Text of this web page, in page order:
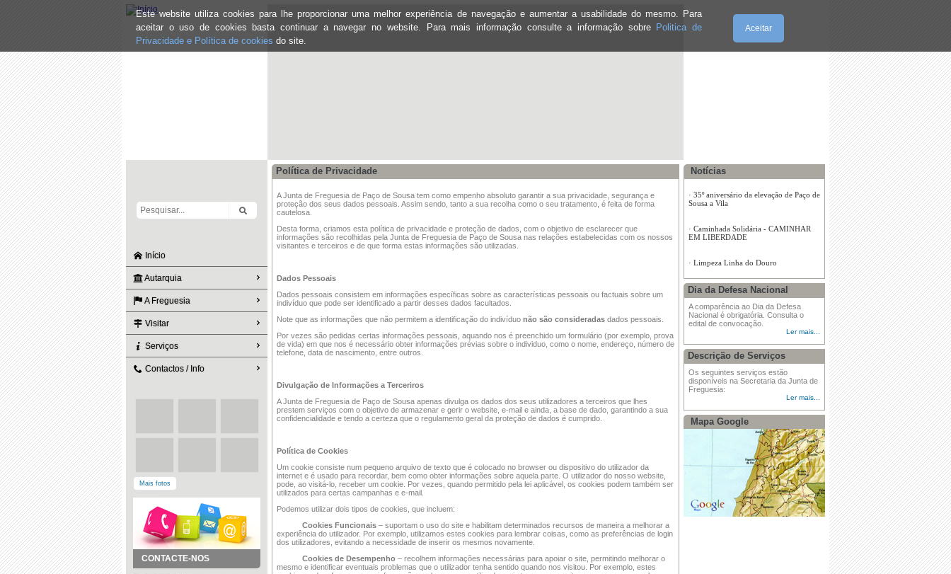
Este website utiliza cookies para lhe proporcionar uma melhor experiência de navegação e aumentar a usabilidade do mesmo. Para
aceitar o uso de cookies basta continuar a navegar no website. Para mais informação consulte a informação sobre Politica de
Privacidade e Política de cookies do site.
Aceitar
Início
Autarquia
A Freguesia
Visitar
Serviços
Contactos / Info
Mais fotos
CONTACTE-NOS
Política de Privacidade
A Junta de Freguesia de Paço de Sousa tem como empenho absoluto garantir a sua privacidade, segurança e
proteção dos seus dados pessoais. Assim sendo, tanto a sua recolha como o seu tratamento, é feita de forma
cautelosa.
Desta forma, criamos esta política de privacidade e proteção de dados, com o objetivo de esclarecer que
informações são recolhidas pela Junta de Freguesia de Paço de Sousa nas relações estabelecidas com os nossos
visitantes e terceiros e de que forma estas informações são utilizadas.
Dados Pessoais
Dados pessoais consistem em informações específicas sobre as características pessoais ou factuais sobre um
indivíduo que pode ser identificado a partir desses dados facultados.
Note que as informações que não permitem a identificação do indivíduo não são consideradas dados pessoais.
Por vezes são pedidas certas informações pessoais, aquando nos é preenchido um formulário (por exemplo, prova
de vida) em que nos é necessário obter informações prévias sobre o individuo, como o nome, endereço, número de
telefone, data de nascimento, entre outros.
Divulgação de Informações a Terceriros
A Junta de Freguesia de Paço de Sousa apenas divulga os dados dos seus utilizadores a terceiros que lhes
prestem serviços com o objetivo de armazenar e gerir o website, e-mail e ainda, a base de dado, garantindo a sua
confidencialidade e tendo a certeza que o regulamento geral da proteção de dados é cumprido.
Política de Cookies
Um cookie consiste num pequeno arquivo de texto que é colocado no browser ou dispositivo do utilizador da
internet e é usado para recordar, bem como obter informações sobre aquela parte. O utilizador do nosso website,
pode, ao visitá-lo, receber um cookie. Por vezes, quando permitido pela lei aplicável, os cookies podem também ser
utilizados para certas campanhas e e-mail.
Podemos utilizar dois tipos de cookies, que incluem:
Cookies Funcionais – suportam o uso do site e habilitam determinados recursos de maneira a melhorar a
experiência do utilizador. Por exemplo, utilizamos estes cookies para lembrar coisas, como as preferências de login
dos utilizadores, evitando a necessidade de inserir os mesmos novamente.
Cookies de Desempenho – recolhem informações necessárias para apoiar o site, permitindo melhorar o
mesmo e identificar eventuais problemas que o utilizador tenha sentido quando nos visitou. Por exemplo, estes
Notícias
Festa do Egas 2026
Sousa a Vila
·Caminhada Solidária - CAMINHAR
EM LIBERDADE
·Limpeza Linha do Douro
·Assembleia de Freguesia
·Assembleia de Freguesia
AVISO - GRIPE AVIÁRIA
·Tomada de posse da Assembleia de
Freguesia
Dia da Defesa Nacional
A comparência ao Dia da Defesa
Nacional é obrigatória. Consulta o
edital de convocação.
Ler mais...
Descrição de Serviços
Os seguintes serviços estão
disponíveis na Secretaria da Junta de
Freguesia:
Ler mais...
Mapa Google